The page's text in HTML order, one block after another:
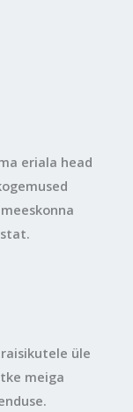
eriala head
üle
meiga